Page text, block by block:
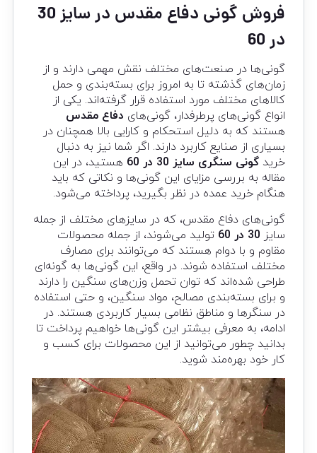
فروش گونی دفاع مقدس در سایز 30
در 60
گونی‌ها در صنعت‌های مختلف نقش مهمی دارند و از
زمان‌های گذشته تا به امروز برای بسته‌بندی و حمل
کالاهای مختلف مورد استفاده قرار گرفته‌اند. یکی از
انواع گونی‌های پرطرفدار، گونی‌های دفاع مقدس
هستند که به دلیل استحکام و کارایی بالا همچنان در
بسیاری از صنایع کاربرد دارند. اگر شما نیز به دنبال
خریدگونی سنگری سایز 30 در 60
هستید، در این
مقاله به بررسی مزایای این گونی‌ها و نکاتی که باید
هنگام خرید عمده در نظر بگیرید، پرداخته می‌شود.
گونی‌های دفاع مقدس، که در سایزهای مختلف از جمله
سایز 30 در 60
تولید می‌شوند، از جمله محصولات
مقاوم و با دوام هستند که می‌توانند برای مصارف
مختلف استفاده شوند. در واقع، این گونی‌ها به گونه‌ای
طراحی شده‌اند که توان تحمل وزن‌های سنگین را دارند
و برای بسته‌بندی مصالح، مواد سنگین، و حتی استفاده
در سنگرها و مناطق نظامی بسیار کاربردی هستند. در
ادامه، به معرفی بیشتر این گونی‌ها خواهیم پرداخت تا
بدانید چطور می‌توانید از این محصولات برای کسب و
کار خود بهره‌مند شوید.